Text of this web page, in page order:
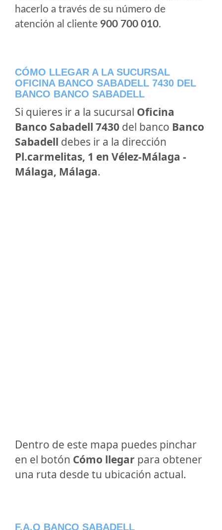
hacerlo a través de su número de
atención al cliente 900 700 010.
CÓMO LLEGAR A LA SUCURSAL
OFICINA BANCO SABADELL 7430 DEL
BANCO BANCO SABADELL
Si quieres ir a la sucursal Oficina
Banco Sabadell 7430 del banco Banco
Sabadell debes ir a la dirección
Pl.carmelitas, 1 en Vélez-Málaga -
Málaga, Málaga.
Dentro de este mapa puedes pinchar
en el botón Cómo llegar para obtener
una ruta desde tu ubicación actual.
F.A.Q BANCO SABADELL